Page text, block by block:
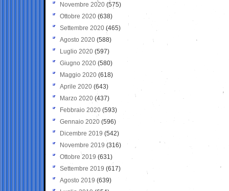
Novembre 2020 (575)
Ottobre 2020 (638)
Settembre 2020(465)
Agosto 2020 (588)
Luglio 2020 (597)
Giugno 2020 (580)
Maggio 2020 (618)
Aprile 2020 (643)
Marzo 2020 (437)
Febbraio 2020 (593)
Gennaio 2020 (596)
Dicembre 2019 (542)
Novembre 2019 (316)
Ottobre 2019 (631)
Settembre 2019 (617)
Agosto 2019 (639)